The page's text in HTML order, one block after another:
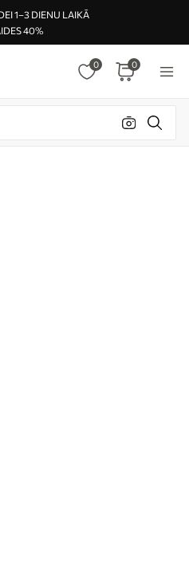
1–3 DIENU LAIKĀ
40%
0 0